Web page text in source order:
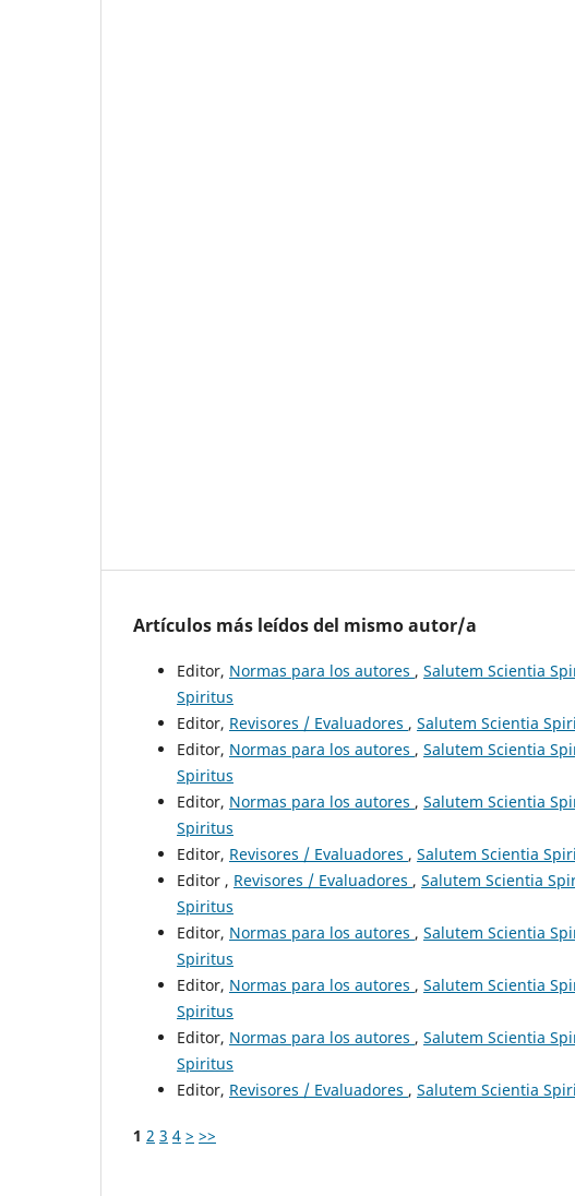
Artículos más leídos del mismo autor/a
Editor, Normas para los autores , Salutem Scientia
Spiritus
Editor, Revisores / Evaluadores , Salutem Scientia
Editor, Normas para los autores , Salutem Scientia
Spiritus
Editor, Normas para los autores , Salutem Scientia
Spiritus
Editor, Revisores / Evaluadores , Salutem Scientia
Editor , Revisores / Evaluadores , Salutem Scientia
Spiritus
Editor, Normas para los autores , Salutem Scientia
Spiritus
Editor, Normas para los autores , Salutem Scientia
Spiritus
Editor, Normas para los autores , Salutem Scientia
Spiritus
Editor, Revisores / Evaluadores , Salutem Scientia
1 2 3 4 > >>